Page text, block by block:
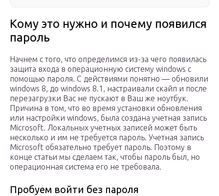
Кому это нужно и почему появился
пароль
Начнем с того, что определимся из-за чего появилась
защита входа в операционную систему windows с
помощью пароля. С действиями понятно — обновили
windows 8, до windows 8.1, настраивали скайп и после
перезагрузки Вас не пускают в Ваш же ноутбук.
Причина в том, что во время установки обновления
или настройки windows, была создана учетная запись
Microsoft. Локальных учетных записей может быть
несколько и им не требуется пароль. Учетная запись
Microsoft обязательно требует пароль. Поэтому в
конце статьи мы сделаем так, чтобы пароль был, но
операционная система его не требовала.
Пробуем войти без пароля